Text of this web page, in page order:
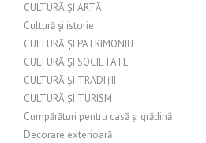
CULTURĂ ȘI ARTĂ
Cultură și istorie
CULTURĂ ȘI PATRIMONIU
CULTURĂ ȘI SOCIETATE
CULTURĂ ȘI TRADIȚII
CULTURĂ ȘI TURISM
Cumpărături pentru casă și grădină
Decorare exterioară